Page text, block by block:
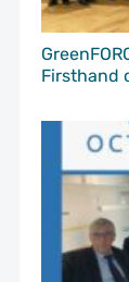
Firsthand